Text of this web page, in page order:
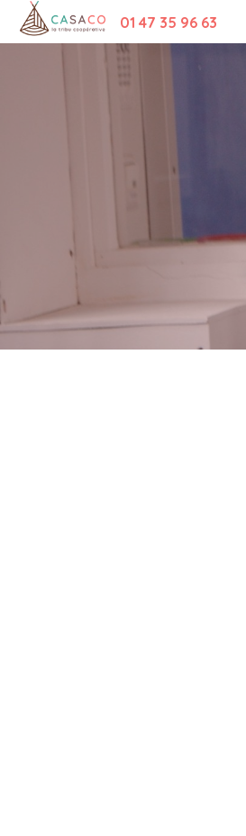
01 47 35 96 63